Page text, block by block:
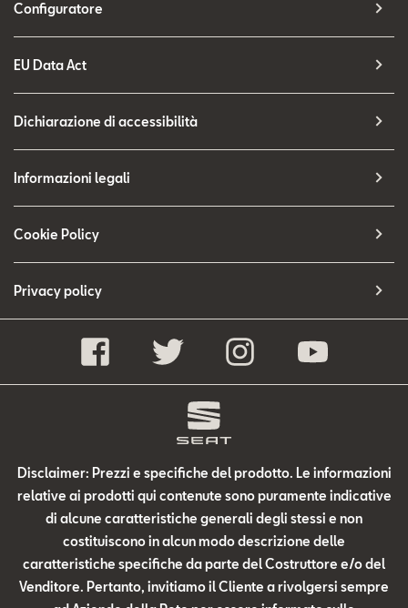
Configuratore
EU Data Act
Dichiarazione di accessibilità
Informazioni legali
Cookie Policy
Privacy policy
Disclaimer: Prezzi e specifiche del prodotto. Le informazioni
relative ai prodotti qui contenute sono puramente indicative
di alcune caratteristiche generali degli stessi e non
costituiscono in alcun modo descrizione delle
caratteristiche specifiche da parte del Costruttore e/o del
Venditore. Pertanto, invitiamo il Cliente a rivolgersi sempre